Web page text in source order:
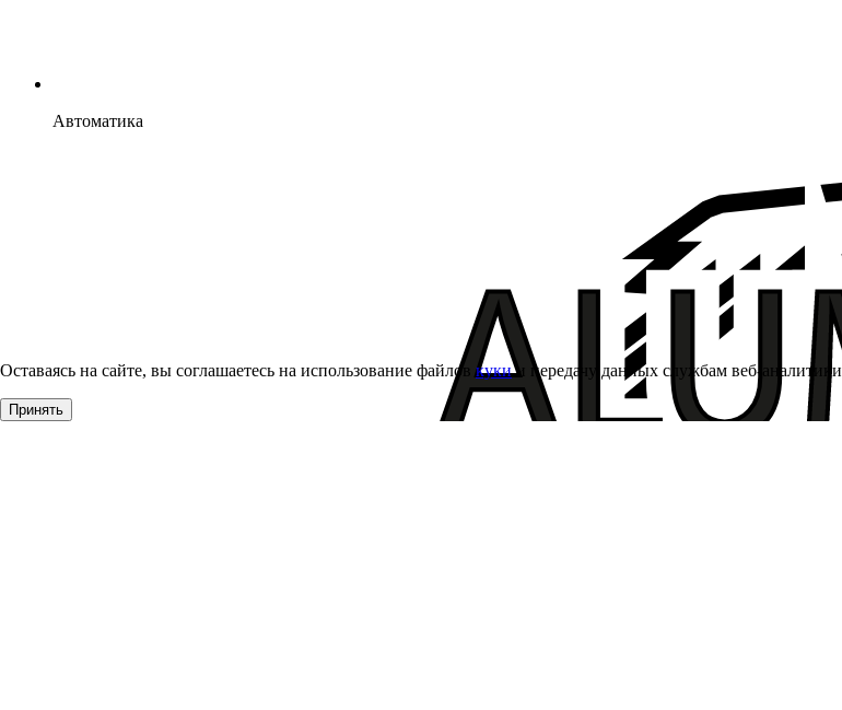
Автоматика
Оставаясь на сайте, вы соглашаетесь на использование файловкукии передачу данных службам веб-аналитики
Принять